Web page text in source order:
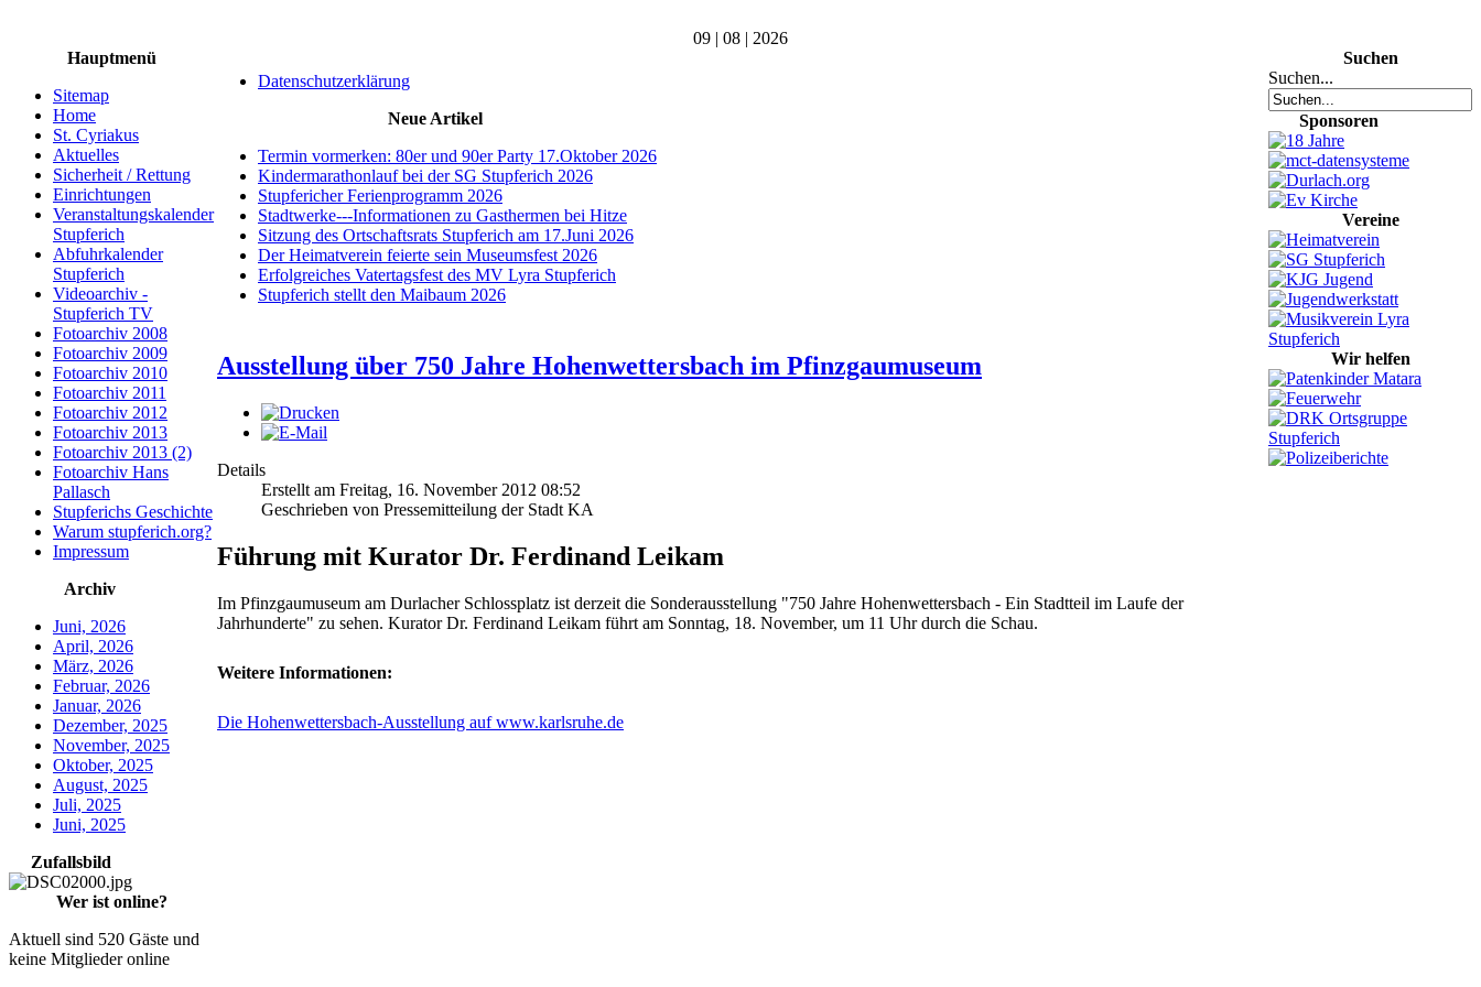
09 | 08 | 2026
Hauptmenü
Sitemap
Home
St. Cyriakus
Aktuelles
Sicherheit / Rettung
Einrichtungen
Veranstaltungskalender
Stupferich
Abfuhrkalender
Stupferich
Videoarchiv -
Stupferich TV
Fotoarchiv 2008
Fotoarchiv 2009
Fotoarchiv 2010
Fotoarchiv 2011
Fotoarchiv 2012
Fotoarchiv 2013
Fotoarchiv 2013 (2)
Fotoarchiv Hans
Pallasch
Stupferichs Geschichte
Warum stupferich.org?
Impressum
Archiv
Juni, 2026
April, 2026
März, 2026
Februar, 2026
Januar, 2026
Dezember, 2025
November, 2025
Oktober, 2025
August, 2025
Juli, 2025
Juni, 2025
Zufallsbild
Wer ist online?
Aktuell sind 520 Gäste und
keine Mitglieder online
Datenschutzerklärung
Neue Artikel
Termin vormerken: 80er und 90er Party 17.Oktober 2026
Kindermarathonlauf bei der SG Stupferich 2026
Stupfericher Ferienprogramm 2026
Stadtwerke---Informationen zu Gasthermen bei Hitze
Sitzung des Ortschaftsrats Stupferich am 17.Juni 2026
Der Heimatverein feierte sein Museumsfest 2026
Erfolgreiches Vatertagsfest des MV Lyra Stupferich
Stupferich stellt den Maibaum 2026
Ausstellung über 750 Jahre Hohenwettersbach im Pfinzgaumuseum
Details
Erstellt am Freitag, 16. November 2012 08:52
Geschrieben von Pressemitteilung der Stadt KA
Führung mit Kurator Dr. Ferdinand Leikam
Im Pfinzgaumuseum am Durlacher Schlossplatz ist derzeit die Sonderausstellung "750 Jahre Hohenwettersbach - Ein Stadtteil im Laufe der
Jahrhunderte" zu sehen. Kurator Dr. Ferdinand Leikam führt am Sonntag, 18. November, um 11 Uhr durch die Schau.
Weitere Informationen:
Die Hohenwettersbach-Ausstellung auf www.karlsruhe.de
Suchen
Suchen...
Sponsoren
Vereine
Wir helfen